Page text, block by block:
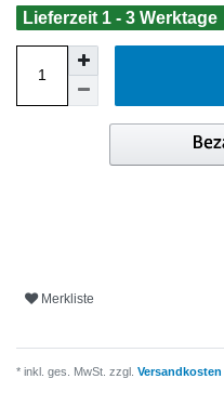
Lieferzeit 1 - 3 Werktage
Merkliste
* inkl. ges. MwSt. zzgl. Versandkosten